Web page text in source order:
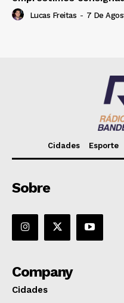
Lucas Freitas - 7 De
Cidades Esporte
Sobre
Company
Cidades